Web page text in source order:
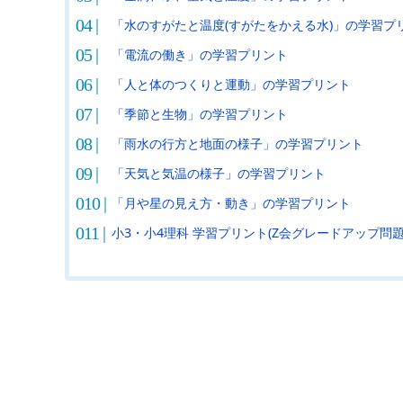
「水のすがたと温度(すがたをかえる水)」の学習プ
「電流の働き」の学習プリント
「人と体のつくりと運動」の学習プリント
「季節と生物」の学習プリント
「雨水の行方と地面の様子」の学習プリント
「天気と気温の様子」の学習プリント
「月や星の見え方・動き」の学習プリント
小3・小4理科 学習プリント(Z会グレードアップ問